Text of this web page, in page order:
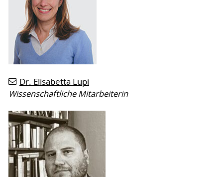
Dr. Elisabetta Lupi
Wissenschaftliche Mitarbeiterin